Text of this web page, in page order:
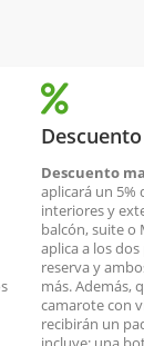
Descuento
aplicará un 5%
interiores y
balcón, suite o
aplica a los
reserva y
más. Además,
camarote con
recibirán un